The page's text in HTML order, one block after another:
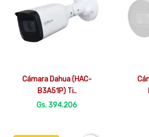
Vista rápida
Cámara Dahua (HAC-
B3A51P) Ti..
Gs. 394.206